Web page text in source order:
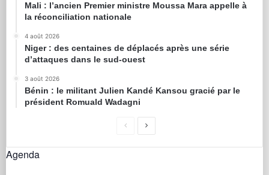
Mali : l’ancien Premier ministre Moussa Mara appelle à
la réconciliation nationale
4 août 2026
Niger : des centaines de déplacés après une série
d’attaques dans le sud-ouest
3 août 2026
Bénin : le militant Julien Kandé Kansou gracié par le
président Romuald Wadagni
Agenda